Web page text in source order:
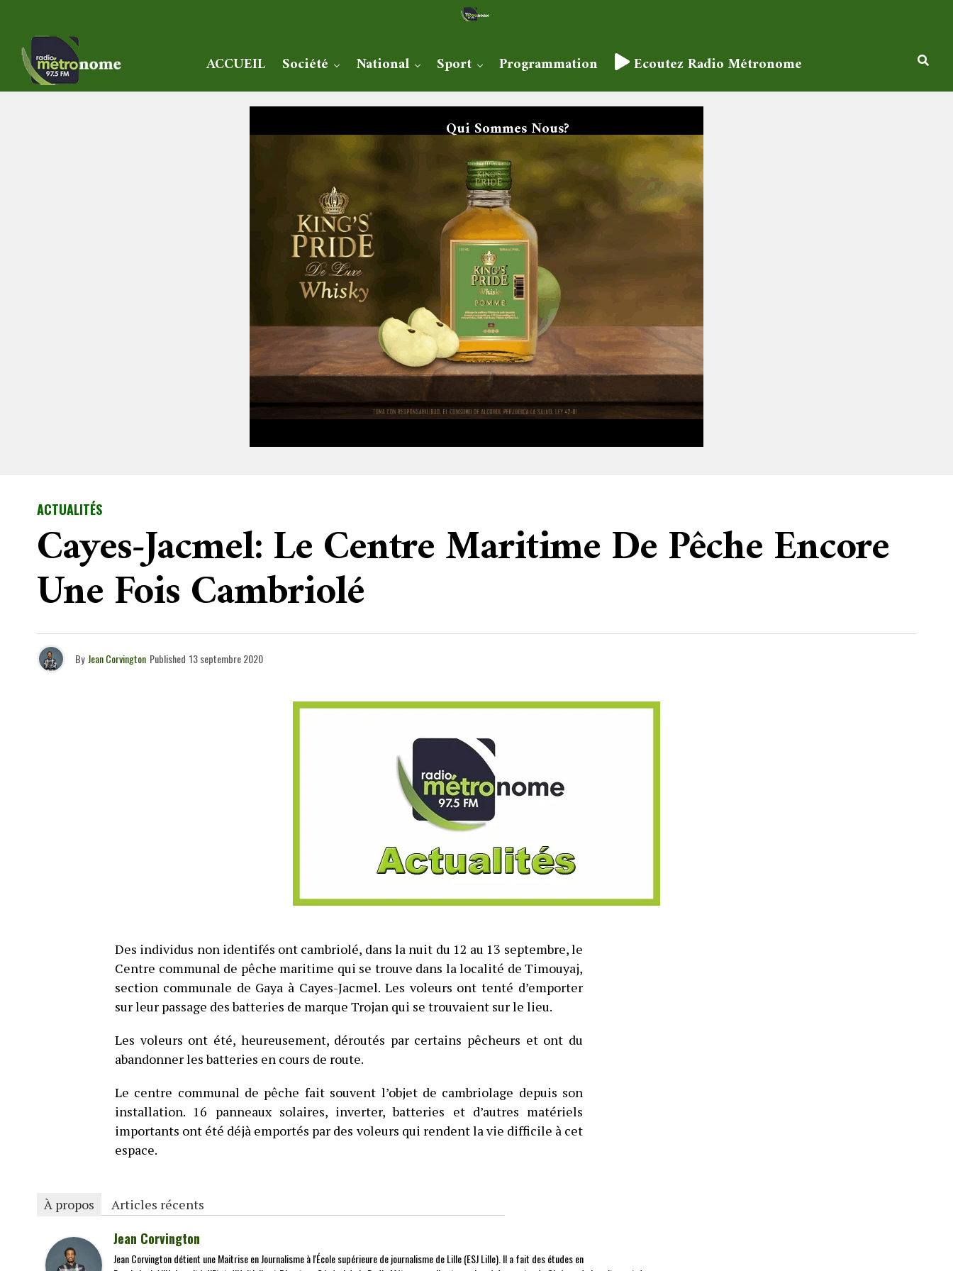
ACCUEIL Société National Sport Programmation Ecoutez Radio Métronome
Qui Sommes Nous?
ACTUALITÉS
Cayes-Jacmel: Le Centre Maritime De Pêche Encore
Une Fois Cambriolé
By Jean Corvington Published 13 septembre 2020
Des individus non identifés ont cambriolé, dans la nuit du 12 au 13 septembre, le
Centre communal de pêche maritime qui se trouve dans la localité de Timouyaj,
section communale de Gaya à Cayes-Jacmel. Les voleurs ont tenté d’emporter
sur leur passage des batteries de marque Trojan qui se trouvaient sur le lieu.
Les voleurs ont été, heureusement, déroutés par certains pêcheurs et ont du
abandonner les batteries en cours de route.
Le centre communal de pêche fait souvent l’objet de cambriolage depuis son
installation. 16 panneaux solaires, inverter, batteries et d’autres matériels
importants ont été déjà emportés par des voleurs qui rendent la vie difficile à cet
espace.
À propos Articles récents
Jean Corvington
Jean Corvington détient une Maitrise en Journalisme à l'École supérieure de journalisme de Lille (ESJ Lille). Il a fait des études en